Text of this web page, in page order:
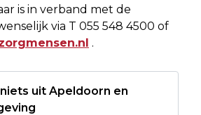
is in verband met de
via T 055 548 4500 of
.
uit Apeldoorn en